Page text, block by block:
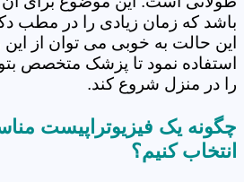
باشد که زمان زیادی را در مطب
این حالت به خوبی می توان از این
استفاده نمود تا پزشک متخصص
را در منزل شروع کند.
چگونه یک فیزیوتراپیست
انتخاب کنیم؟